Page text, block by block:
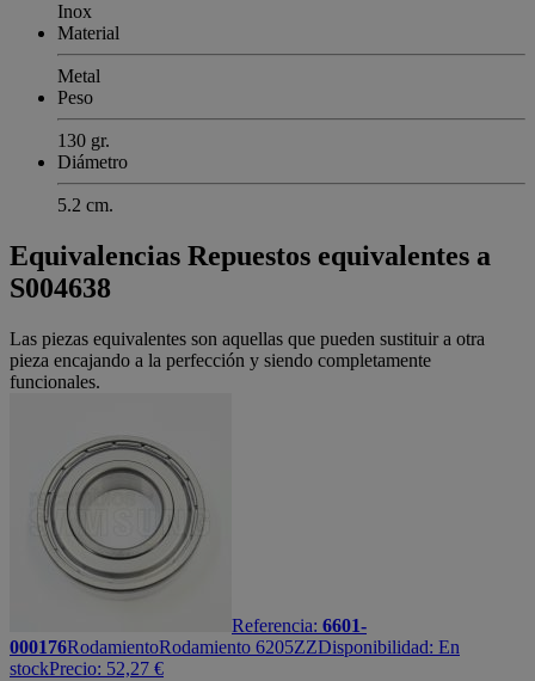
Inox
Material
Metal
Peso
130 gr.
Diámetro
5.2 cm.
Equivalencias Repuestos equivalentes a
S004638
Las piezas equivalentes son aquellas que pueden sustituir a otra
pieza encajando a la perfección y siendo completamente
funcionales.
Referencia: 6601-
000176RodamientoRodamiento 6205ZZDisponibilidad: En
stockPrecio: 52,27 €